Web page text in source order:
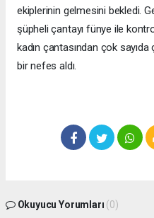
ekiplerinin gelmesini bekledi.
şüpheli çantayı fünye ile
kadın çantasından çok
bir nefes aldı.
Okuyucu Yorumları (0)